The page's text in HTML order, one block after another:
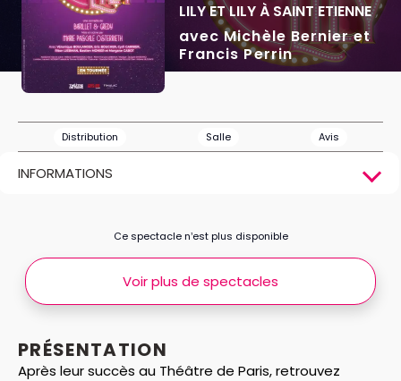
LILY ET LILY À SAINT ETIENNE
avec Michèle Bernier et
Francis Perrin
Distribution Salle Avis
INFORMATIONS
PRÉSENTATION
Après leur succès au Théâtre de Paris, retrouvez
Ce spectacle n’est plus disponible
Voir plus de spectacles